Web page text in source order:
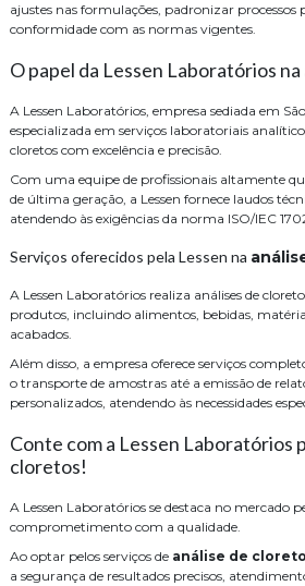
ajustes nas formulações, padronizar processos
conformidade com as normas vigentes.
O papel da Lessen Laboratórios
A Lessen Laboratórios, empresa sediada em
especializada em serviços laboratoriais
cloretos com excelência e precisão.
Com uma equipe de profissionais altamente
de última geração, a Lessen fornece laudos
atendendo às exigências da norma ISO/IEC
Serviços oferecidos pela Lessen na
A Lessen Laboratórios realiza análises de
produtos, incluindo alimentos, bebidas,
acabados.
Além disso, a empresa oferece serviços
o transporte de amostras até a emissão de
personalizados, atendendo às necessidades
Conte com a Lessen Laboratórios
cloretos!
A Lessen Laboratórios se destaca no mercado
comprometimento com a qualidade.
Ao optar pelos serviços de análise de
a segurança de resultados precisos,